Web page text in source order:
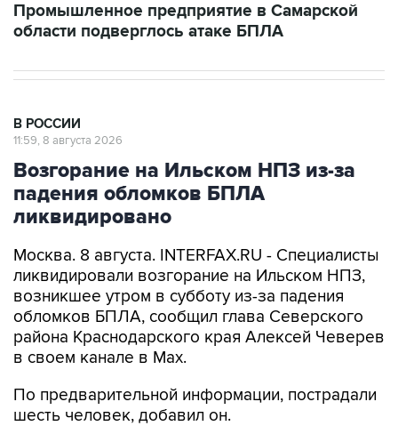
Промышленное предприятие в Самарской
области подверглось атаке БПЛА
В РОССИИ
11:59, 8 августа 2026
Возгорание на Ильском НПЗ из-за
падения обломков БПЛА
ликвидировано
Москва. 8 августа. INTERFAX.RU - Специалисты
ликвидировали возгорание на Ильском НПЗ,
возникшее утром в субботу из-за падения
обломков БПЛА, сообщил глава Северского
района Краснодарского края Алексей Чеверев
в своем канале в Max.
По предварительной информации, пострадали
шесть человек, добавил он.